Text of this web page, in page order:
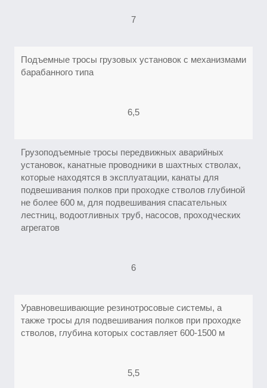
7
Подъемные тросы грузовых установок с механизмами
барабанного типа
6,5
Грузоподъемные тросы передвижных аварийных
установок, канатные проводники в шахтных стволах,
которые находятся в эксплуатации, канаты для
подвешивания полков при проходке стволов глубиной
не более 600 м, для подвешивания спасательных
лестниц, водоотливных труб, насосов, проходческих
агрегатов
6
Уравновешивающие резинотросовые системы, а
также тросы для подвешивания полков при проходке
стволов, глубина которых составляет 600-1500 м
5,5